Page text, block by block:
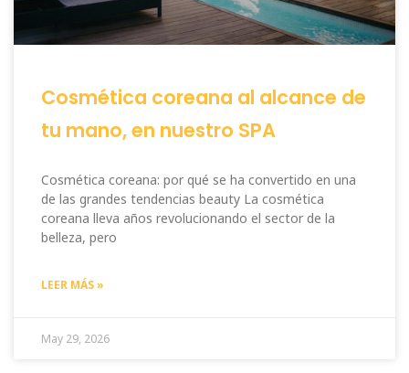
Cosmética coreana al alcance de
tu mano, en nuestro SPA
Cosmética coreana: por qué se ha convertido en una
de las grandes tendencias beauty La cosmética
coreana lleva años revolucionando el sector de la
belleza, pero
LEER MÁS »
May 29, 2026